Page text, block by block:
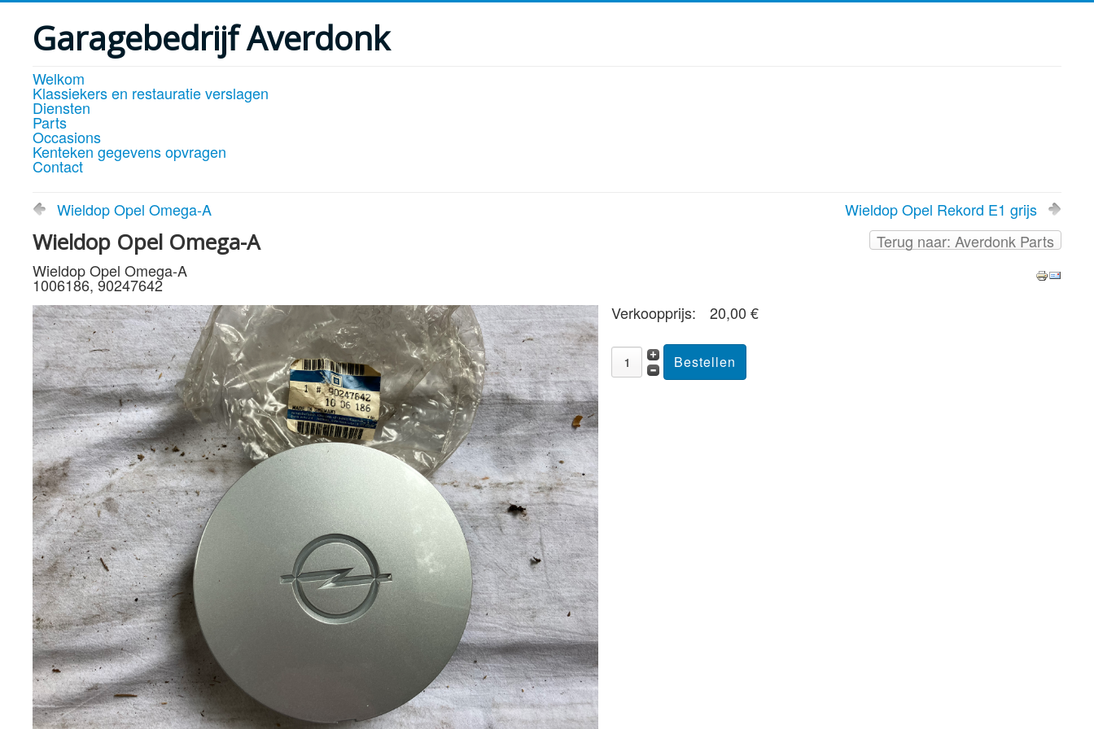
Garagebedrijf Averdonk
Welkom
Klassiekers en restauratie verslagen
Diensten
Parts
Occasions
Kenteken gegevens opvragen
Contact
Wieldop Opel Omega-A
Wieldop Opel Rekord E1 grijs
Terug naar: Averdonk Parts
Wieldop Opel Omega-A
Wieldop Opel Omega-A
1006186, 90247642
Verkoopprijs:
20,00 €